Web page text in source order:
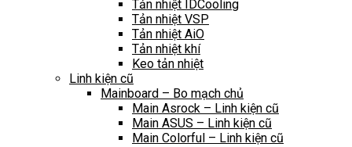
Tản nhiệt IDCooling
Tản nhiệt VSP
Tản nhiệt AiO
Tản nhiệt khí
Keo tản nhiệt
Linh kiện cũ
Mainboard – Bo mạch chủ
Main Asrock – Linh kiện cũ
Main ASUS – Linh kiện cũ
Main Colorful – Linh kiện cũ